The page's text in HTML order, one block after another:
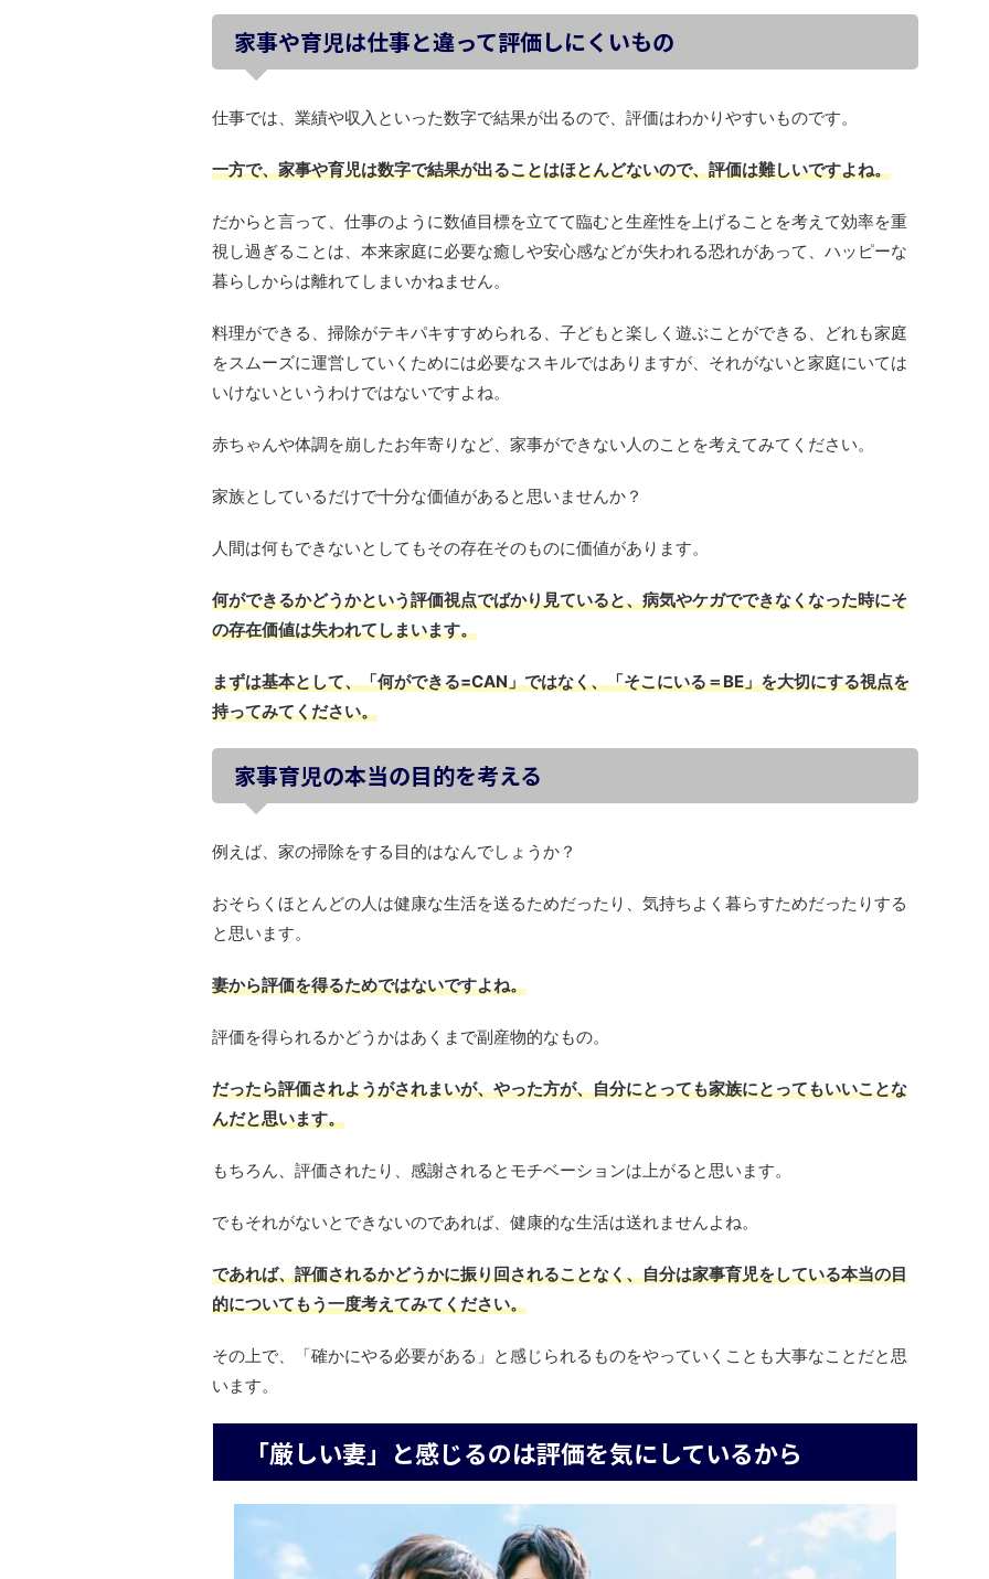
家事や育児は仕事と違って評価しにくいもの
仕事では、業績や収入といった数字で結果が出るので、評価はわかりやすいものです。
一方で、家事や育児は数字で結果が出ることはほとんどないので、評価は難しいですよね。
だからと言って、仕事のように数値目標を立てて臨むと生産性を上げることを考えて効率を重
視し過ぎることは、本来家庭に必要な癒しや安心感などが失われる恐れがあって、ハッピーな
暮らしからは離れてしまいかねません。
料理ができる、掃除がテキパキすすめられる、子どもと楽しく遊ぶことができる、どれも家庭
をスムーズに運営していくためには必要なスキルではありますが、それがないと家庭にいては
いけないというわけではないですよね。
赤ちゃんや体調を崩したお年寄りなど、家事ができない人のことを考えてみてください。
家族としているだけで十分な価値があると思いませんか？
人間は何もできないとしてもその存在そのものに価値があります。
何ができるかどうかという評価視点でばかり見ていると、病気やケガでできなくなった時にそ
の存在価値は失われてしまいます。
まずは基本として、「何ができる=CAN」ではなく、「そこにいる＝BE」を大切にする視点を
持ってみてください。
家事育児の本当の目的を考える
例えば、家の掃除をする目的はなんでしょうか？
おそらくほとんどの人は健康な生活を送るためだったり、気持ちよく暮らすためだったりする
と思います。
妻から評価を得るためではないですよね。
評価を得られるかどうかはあくまで副産物的なもの。
だったら評価されようがされまいが、やった方が、自分にとっても家族にとってもいいことな
んだと思います。
もちろん、評価されたり、感謝されるとモチベーションは上がると思います。
でもそれがないとできないのであれば、健康的な生活は送れませんよね。
であれば、評価されるかどうかに振り回されることなく、自分は家事育児をしている本当の目
的についてもう一度考えてみてください。
その上で、「確かにやる必要がある」と感じられるものをやっていくことも大事なことだと思
います。
「厳しい妻」と感じるのは評価を気にしているから